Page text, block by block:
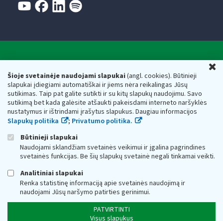
Šioje svetainėje naudojami slapukai(angl. cookies). Būtinieji
slapukai įdiegiami automatiškai ir jiems nėra reikalingas Jūsų
sutikimas. Taip pat galite sutikti ir su kitų slapukų naudojimu. Savo
sutikimą bet kada galėsite atšaukti pakeisdami interneto naršyklės
nustatymus ir ištrindami įrašytus slapukus. Daugiau informacijos
Slapukų politika
; Privatumo politika.
Būtinieji slapukai
Naudojami sklandžiam svetainės veikimui ir įgalina pagrindines
svetainės funkcijas. Be šių slapukų svetainė negali tinkamai veikti.
Analitiniai slapukai
Renka statistinę informaciją apie svetainės naudojimą ir
naudojami Jūsų naršymo patirties gerinimui.
PATVIRTINTI
Visus slapukus
Respublikos finansų ministerijos
Biudžetinė įstaiga. Juridinio asmens kodas — 188659752,
adresas: Vasario 16-osios g. 14, 01107 Vilnius, Lietuva, el.paštas:
vmi@vmi.lt, E. pristatymo dėžutės adresas 188659752
Duomenys apie Valstybinę mokesčių inspekciją prie Lietuvos
Respublikos finansų ministerijos kaupiami ir saugomi Juridinių